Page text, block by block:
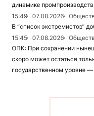
динамике
15:49
07.08.2026
В “список экстремистов“
15:45
07.08.2026
ОПК: При сохранении
скоро может остаться
государственном уровне —